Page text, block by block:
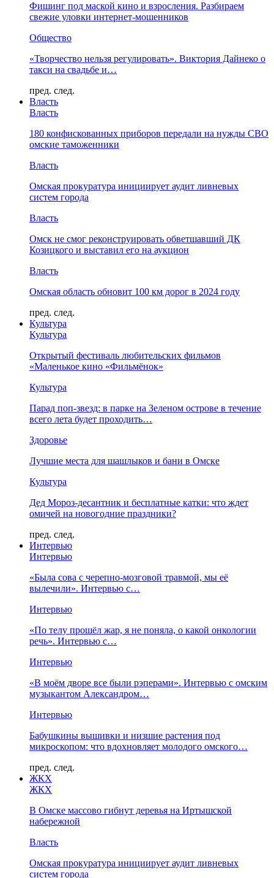
Фишинг под маской кино и взросления. Разбираем
свежие уловки интернет-мошенников
Общество
«Творчество нельзя регулировать». Виктория Дайнеко о
такси на свадьбе и…
пред. след.
Власть
Власть
180 конфискованных приборов передали на нужды СВО
омские таможенники
Власть
Омская прокуратура инициирует аудит ливневых
систем города
Власть
Омск не смог реконструировать обветшавший ДК
Козицкого и выставил его на аукцион
Власть
Омская область обновит 100 км дорог в 2024 году
пред. след.
Культура
Культура
Открытый фестиваль любительских фильмов
«Маленькое кино «Фильмёнок»
Культура
Парад поп-звезд: в парке на Зеленом острове в течение
всего лета будет проходить…
Здоровье
Лучшие места для шашлыков и бани в Омске
Культура
Дед Мороз-десантник и бесплатные катки: что ждет
омичей на новогодние праздники?
пред. след.
Интервью
Интервью
«Была сова с черепно-мозговой травмой, мы её
вылечили». Интервью с…
Интервью
«По телу прошёл жар, я не поняла, о какой онкологии
речь». Интервью с…
Интервью
«В моём дворе все были рэперами». Интервью с омским
музыкантом Александром…
Интервью
Бабушкины вышивки и низшие растения под
микроскопом: что вдохновляет молодого омского…
пред. след.
ЖКХ
ЖКХ
В Омске массово гибнут деревья на Иртышской
набережной
Власть
Омская прокуратура инициирует аудит ливневых
систем города